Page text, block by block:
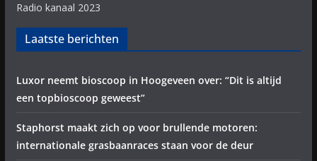
Radio kanaal 2023
Laatste berichten
Luxor neemt bioscoop in Hoogeveen over: “Dit is altijd
een topbioscoop geweest”
Staphorst maakt zich op voor brullende motoren:
internationale grasbaanraces staan voor de deur